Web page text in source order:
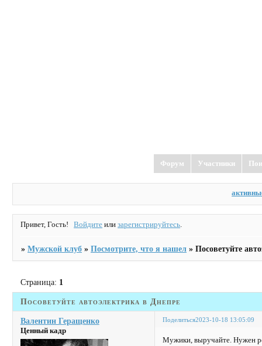
Форум Участники
Привет, Гость! Войдите илизарегистрируйтесь.
»Мужской клуб »Посмотрите, что я нашел »Посоветуйте
Посоветуйте автоэлектрика в Днепре
Страница: 1
Поделиться2023-10-18 13:05:09
Валентин Геращенко
Ценный кадр
Мужики, выручайте. Нужен